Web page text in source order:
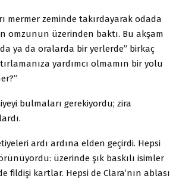
mermer zeminde takırdayarak odada
omzunun üzerinden baktı. Bu akşam
ya da oralarda bir yerlerde” birkaç
yardımcı olmamın bir yolu
bulmaları gerekiyordu; zira
ardı ardına elden geçirdi. Hepsi
üzerinde şık baskılı isimler
fildişi kartlar. Hepsi de Clara’nın ablası